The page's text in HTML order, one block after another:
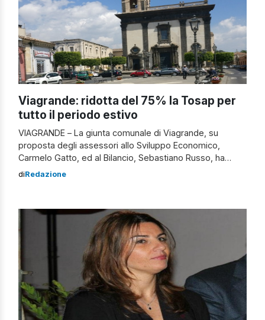
Viagrande: ridotta del 75% la Tosap per
tutto il periodo estivo
VIAGRANDE – La giunta comunale di Viagrande, su
proposta degli assessori allo Sviluppo Economico,
Carmelo Gatto, ed al Bilancio, Sebastiano Russo, ha
deliberato l’abbattimento del 75% della tassa
riguarda esclusivamente gli esercizi pubblici, è già
entrato in vigore il 15 giugno e […]
diRedazione